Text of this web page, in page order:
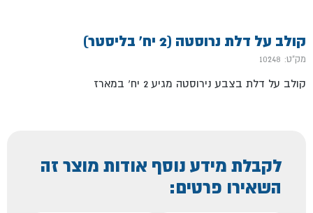
קולב על דלת נרוסטה (2 יח' בליסטר)
מק"ט: 10248
קולב על דלת בצבע נירוסטה מגיע 2 יח' במארז
לקבלת מידע נוסף אודות מוצר זה
השאירו פרטים: